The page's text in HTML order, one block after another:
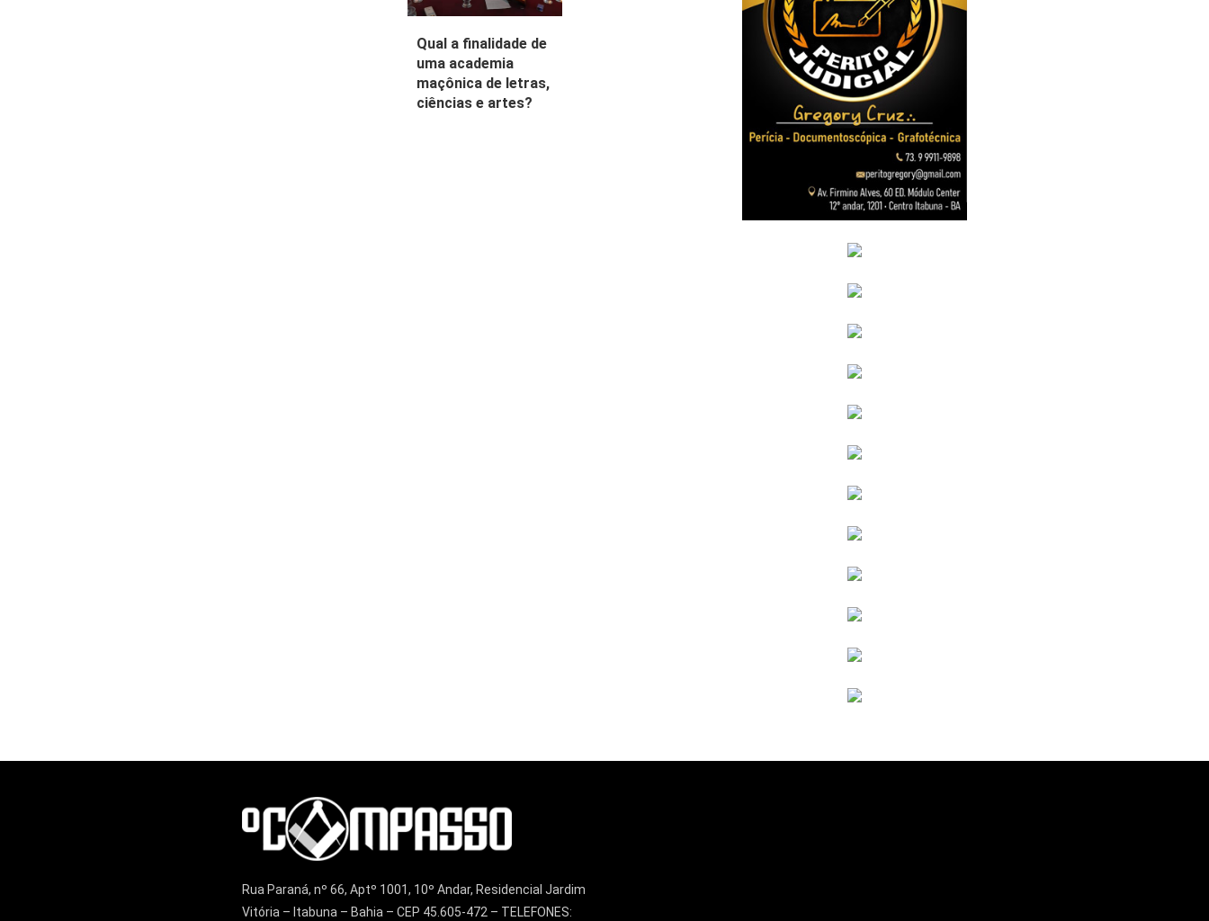
Qual a finalidade de
uma academia
maçônica de letras,
ciências e artes?
Rua Paraná, nº 66, Aptº 1001, 10º Andar, Residencial Jardim
Vitória – Itabuna – Bahia – CEP 45.605-472 – TELEFONES: